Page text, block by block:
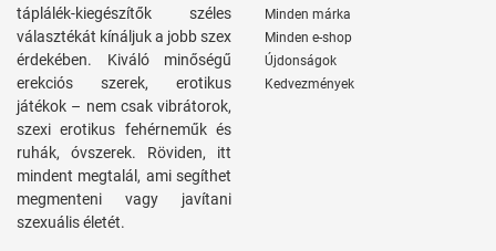
táplálék-kiegészítők széles
választékát kínáljuk a jobb szex
érdekében. Kiváló minőségű
erekciós szerek, erotikus
játékok – nem csak vibrátorok,
szexi erotikus fehérneműk és
ruhák, óvszerek. Röviden, itt
mindent megtalál, ami segíthet
megmenteni vagy javítani
szexuális életét.
Minden márka
Minden e-shop
Újdonságok
Kedvezmények